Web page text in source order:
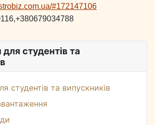
студентів та
студентів та випускників
#172147106